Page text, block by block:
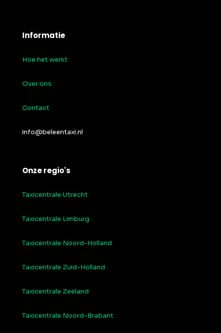
Informatie
Hoe het werkt
Over ons
Contact
info@beleentaxi.nl
Onze regio's
Taxicentrale Utrecht
Taxicentrale Limburg
Taxicentrale Noord-Holland
Taxicentrale Zuid-Holland
Taxicentrale Zeeland
Taxicentrale Noord-Brabant